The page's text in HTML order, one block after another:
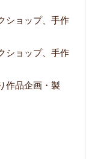
ショップ、手作
ショップ、手作
作品企画・製